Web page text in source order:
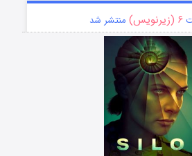
۶ (زیرنویس) منتشر شد